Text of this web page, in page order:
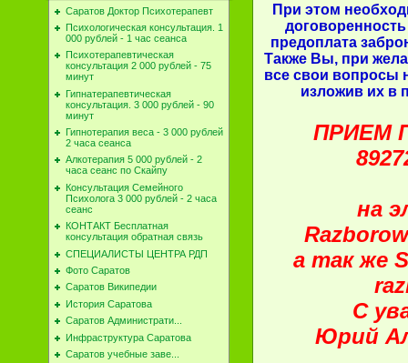
Саратов Доктор Психотерапевт
Психологическая консультация. 1
000 рублей - 1 час сеанса
Психотерапевтическая
консультация 2 000 рублей - 75
минут
Гипнатерапевтическая
консультация. 3 000 рублей - 90
минут
Гипнотерапия веса - 3 000 рублей
2 часа сеанса
Алкотерапия 5 000 рублей - 2
часа сеанс по Скайпу
Консультация Семейного
Психолога 3 000 рублей - 2 часа
сеанс
КОНТАКТ Бесплатная
консультация обратная связь
СПЕЦИАЛИСТЫ ЦЕНТРА РДП
Фото Саратов
Саратов Википедии
История Саратова
Саратов Администрати...
Инфраструктура Саратова
Саратов учебные заве...
При этом
предоплата
Также Вы, при
все свои вопросы
изложив их в
ПРИЕМ
на
а так же
С
Юрий